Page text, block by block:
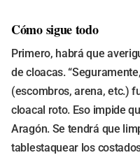
Cómo sigue todo
Primero, habrá que
de cloacas.
(escombros, arena, etc.)
cloacal roto. Eso impide
Aragón. Se tendrá que
tablestaquear los